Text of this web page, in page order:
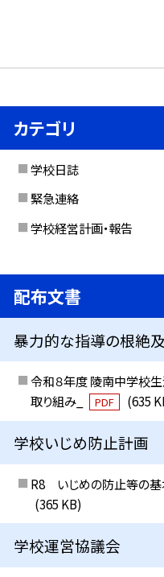
カテゴリ
学校日誌
緊急連絡
学校経営計画・報告
配布文書
暴力的な指導の根絶
令和８年度 陵南中学校
取り組み_
PDF (635
学校いじめ防止計画
R8 いじめの防止等の
(365 KB)
学校運営協議会